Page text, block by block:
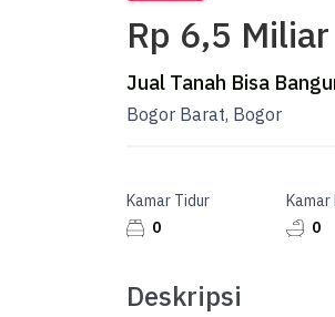
Rp 6,5 Miliar
Jual Tanah Bisa
Bogor Barat, Bogor
Kamar Tidur
0
Kamar
0
Deskripsi